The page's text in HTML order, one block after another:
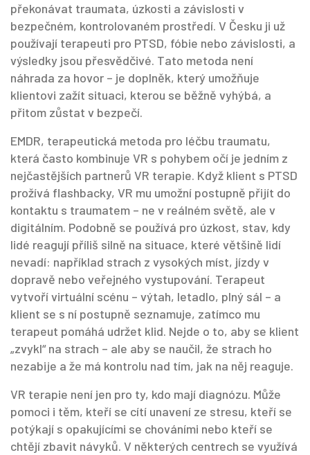
překonávat traumata, úzkosti a závislosti v
bezpečném, kontrolovaném prostředí. V Česku ji už
používají terapeuti pro PTSD, fóbie nebo závislosti, a
výsledky jsou přesvědčivé. Tato metoda není
náhrada za hovor – je doplněk, který umožňuje
klientovi zažít situaci, kterou se běžně vyhýbá, a
přitom zůstat v bezpečí.
EMDR, terapeutická metoda pro léčbu traumatu,
která často kombinuje VR s pohybem očí je jedním z
nejčastějších partnerů VR terapie. Když klient s PTSD
prožívá flashbacky, VR mu umožní postupně přijít do
kontaktu s traumatem – ne v reálném světě, ale v
digitálním. Podobně se používá pro úzkost, stav, kdy
lidé reagují příliš silně na situace, které většině lidí
nevadí: například strach z vysokých míst, jízdy v
dopravě nebo veřejného vystupování. Terapeut
vytvoří virtuální scénu – výtah, letadlo, plný sál – a
klient se s ní postupně seznamuje, zatímco mu
terapeut pomáhá udržet klid. Nejde o to, aby se klient
„zvykl“ na strach – ale aby se naučil, že strach ho
nezabije a že má kontrolu nad tím, jak na něj reaguje.
VR terapie není jen pro ty, kdo mají diagnózu. Může
pomoci i těm, kteří se cítí unavení ze stresu, kteří se
potýkají s opakujícími se chováními nebo kteří se
chtějí zbavit návyků. V některých centrech se využívá